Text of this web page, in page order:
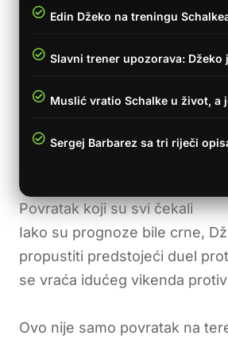
Edin Džeko na treningu
Slavni trener upozorava:
Muslić vratio Schalke u život, a
Sergej Barbarez sa tri riječi
Povratak koji su svi čekali
Iako su prognoze bile crne,
propustiti predstojeći duel
se vraća idućeg vikenda
Ovo nije samo povratak na